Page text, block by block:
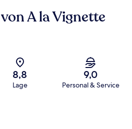
A la Vignette
8,8
Lage
9,0
Personal & Service